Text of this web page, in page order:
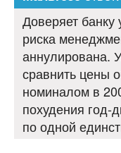
Доверяет
риска
аннулирована.
сравнить цены
номиналом в
похудения год-
по одной